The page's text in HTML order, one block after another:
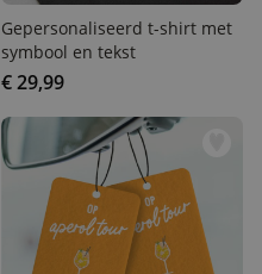
Gepersonaliseerd t-shirt
met symbool en tekst
€ 29,99